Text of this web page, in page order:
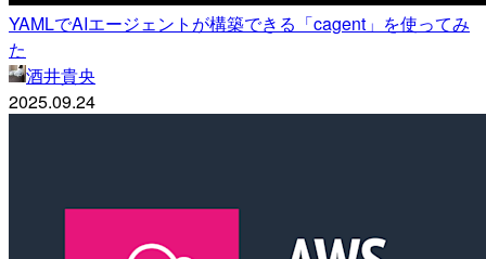
YAMLでAIエージェントが構築できる「cagent」を使ってみ
た
酒井貴央
2025.09.24